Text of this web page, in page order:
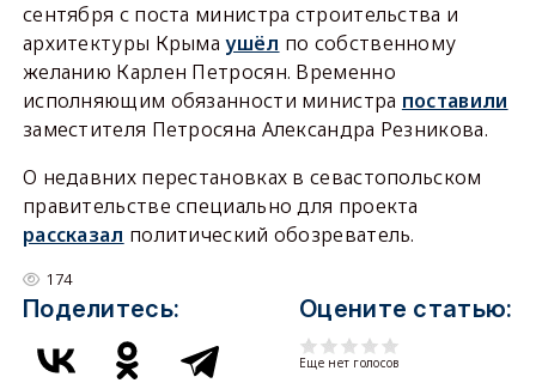
сентября с поста министра строительства и
архитектуры Крымаушёл по собственному
желанию Карлен Петросян. Временно
исполняющим обязанности министра поставили
заместителя Петросяна Александра Резникова.
О недавних перестановках в севастопольском
правительстве специально для проекта
рассказал политический обозреватель.
174
Поделитесь: Оцените статью:
Еще нет голосов